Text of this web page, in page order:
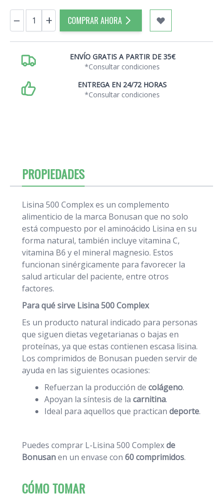
Cantidad
− + COMPRAR AHORA
ENVÍO GRATIS A PARTIR DE 35€
*Consultar condiciones
ENTREGA EN 24/72 HORAS
*Consultar condiciones
PROPIEDADES
Lisina 500 Complex es un complemento
alimenticio de la marca Bonusan que no solo
está compuesto por el aminoácido Lisina en su
forma natural, también incluye vitamina C,
vitamina B6 y el mineral magnesio. Estos
funcionan sinérgicamente para favorecer la
salud articular del paciente, entre otros
factores.
Para qué sirve Lisina 500 Complex
Es un producto natural indicado para personas
que siguen dietas vegetarianas o bajas en
proteínas, ya que estas contienen escasa lisina.
Los comprimidos de Bonusan pueden servir de
ayuda en las siguientes ocasiones:
Refuerzan la producción de colágeno.
Apoyan la síntesis de la carnitina.
Ideal para aquellos que practican deporte.
Puedes comprar L-Lisina 500 Complexde
Bonusanen un envase con 60 comprimidos.
CÓMO TOMAR